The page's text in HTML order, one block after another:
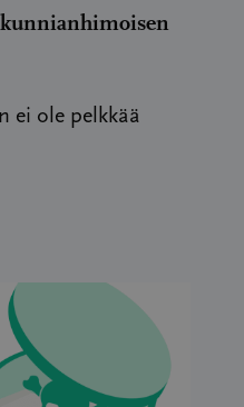
ei ole pelkkää